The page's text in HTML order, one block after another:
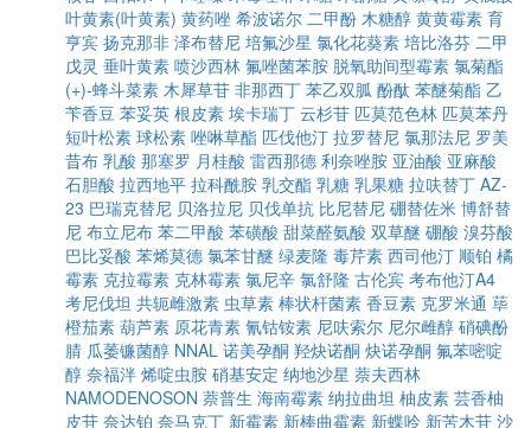
叶黄素(叶黄素) 黄药唑 希波诺尔 二甲酚 木糖醇 黄黄霉素 育
亨宾 扬克那非 泽布替尼 培氟沙星 氯化花葵素 培比洛芬 二甲
戊灵 垂叶黄素 喷沙西林 氟唑菌苯胺 脱氧助间型霉素 氯菊酯
(+)-蜂斗菜素 木犀草苷 非那西丁 苯乙双胍 酚酞 苯醚菊酯 乙
苄香豆 苯妥英 根皮素 埃卡瑞丁 云杉苷 匹莫范色林 匹莫苯丹
短叶松素 球松素 唑啉草酯 匹伐他汀 拉罗替尼 氯那法尼 罗美
昔布 乳酸 那塞罗 月桂酸 雷西那德 利奈唑胺 亚油酸 亚麻酸
石胆酸 拉西地平 拉科酰胺 乳交酯 乳糖 乳果糖 拉呋替丁 AZ-
23 巴瑞克替尼 贝洛拉尼 贝伐单抗 比尼替尼 硼替佐米 博舒替
尼 布立尼布 苯二甲酸 苯磺酸 甜菜醛氨酸 双草醚 硼酸 溴芬酸
巴比妥酸 苯烯莫德 氯苯甘醚 绿麦隆 毒芹素 西司他汀 顺铂 橘
霉素 克拉霉素 克林霉素 氯尼辛 氯舒隆 古伦宾 考布他汀A4
考尼伐坦 共轭雌激素 虫草素 棒状杆菌素 香豆素 克罗米通 荜
橙茄素 葫芦素 原花青素 氰钴铵素 尼呋索尔 尼尔雌醇 硝碘酚
腈 瓜萎镰菌醇 NNAL 诺美孕酮 羟炔诺酮 炔诺孕酮 氟苯嘧啶
醇 奈福泮 烯啶虫胺 硝基安定 纳地沙星 萘夫西林
NAMODENOSON 萘普生 海南霉素 纳拉曲坦 柚皮素 芸香柚
皮苷 奈达铂 奈马克丁 新霉素 新棒曲霉素 新蝶呤 新苦木苷 沙